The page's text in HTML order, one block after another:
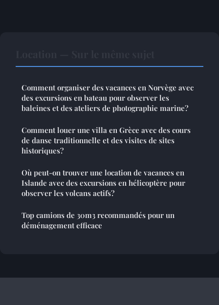
Comment organiser des vacances en Norvège avec
des excursions en bateau pour observer les
baleines et des ateliers de photographie marine?
Comment louer une villa en Grèce avec des cours
de danse traditionnelle et des visites de sites
historiques?
Où peut-on trouver une location de vacances en
Islande avec des excursions en hélicoptère pour
observer les volcans actifs?
Top camions de 30m3 recommandés pour un
déménagement efficace